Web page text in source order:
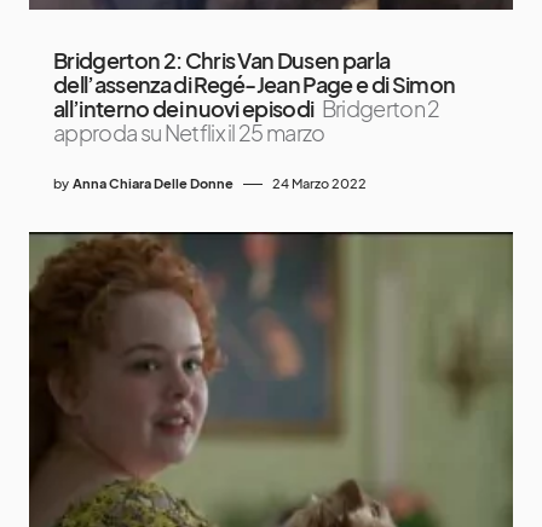
Bridgerton 2: Chris Van Dusen parla
dell’assenza di Regé-Jean Page e di Simon
all’interno dei nuovi episodi Bridgerton 2
approda su Netflix il 25 marzo
by Anna Chiara Delle Donne 24 Marzo 2022